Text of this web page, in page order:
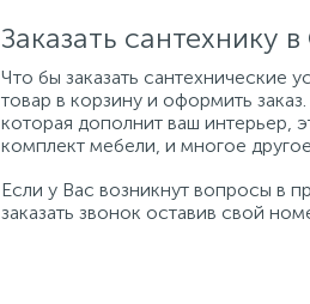
Заказать
Что бы заказать сантехнические
товар в корзину и оформить
которая дополнит ваш интерьер,
комплект мебели, и многое
Если у Вас возникнут вопросы в
заказать звонок оставив свой